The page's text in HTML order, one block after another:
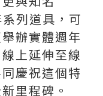
列道具，可
辦實體週年
上延伸至線
慶祝這個特
里程碑。